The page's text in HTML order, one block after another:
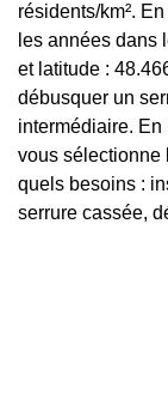
résidents/km².
les années dans
et latitude :
débusquer un
intermédiaire.
vous sélectionne
quels besoins :
serrure cassée,